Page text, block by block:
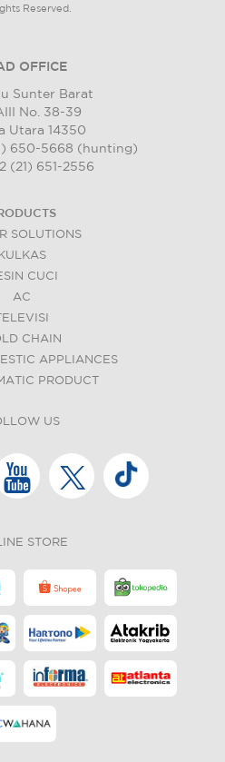
Reserved.
OFFICE
Sunter Barat
No. 38-39
Utara 14350
650-5668 (hunting)
(21) 651-2556
SOLUTIONS
KULKAS
CUCI
AC
TELEVISI
CHAIN
APPLIANCES
PRODUCT
US
STORE